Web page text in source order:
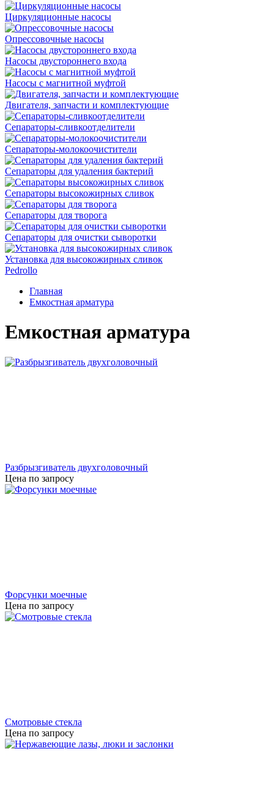
Циркуляционные насосы
Опрессовочные насосы
Насосы двустороннего входа
Насосы с магнитной муфтой
Двигателя, запчасти и комплектующие
Сепараторы-сливкоотделители
Сепараторы-молокоочистители
Сепараторы для удаления бактерий
Сепараторы высокожирных сливок
Сепараторы для творога
Сепараторы для очистки сыворотки
Установка для высокожирных сливок
Pedrollo
Главная
Емкостная арматура
Емкостная арматура
Разбрызгиватель двухголовочный
Цена по запросу
Форсунки моечные
Цена по запросу
Смотровые стекла
Цена по запросу